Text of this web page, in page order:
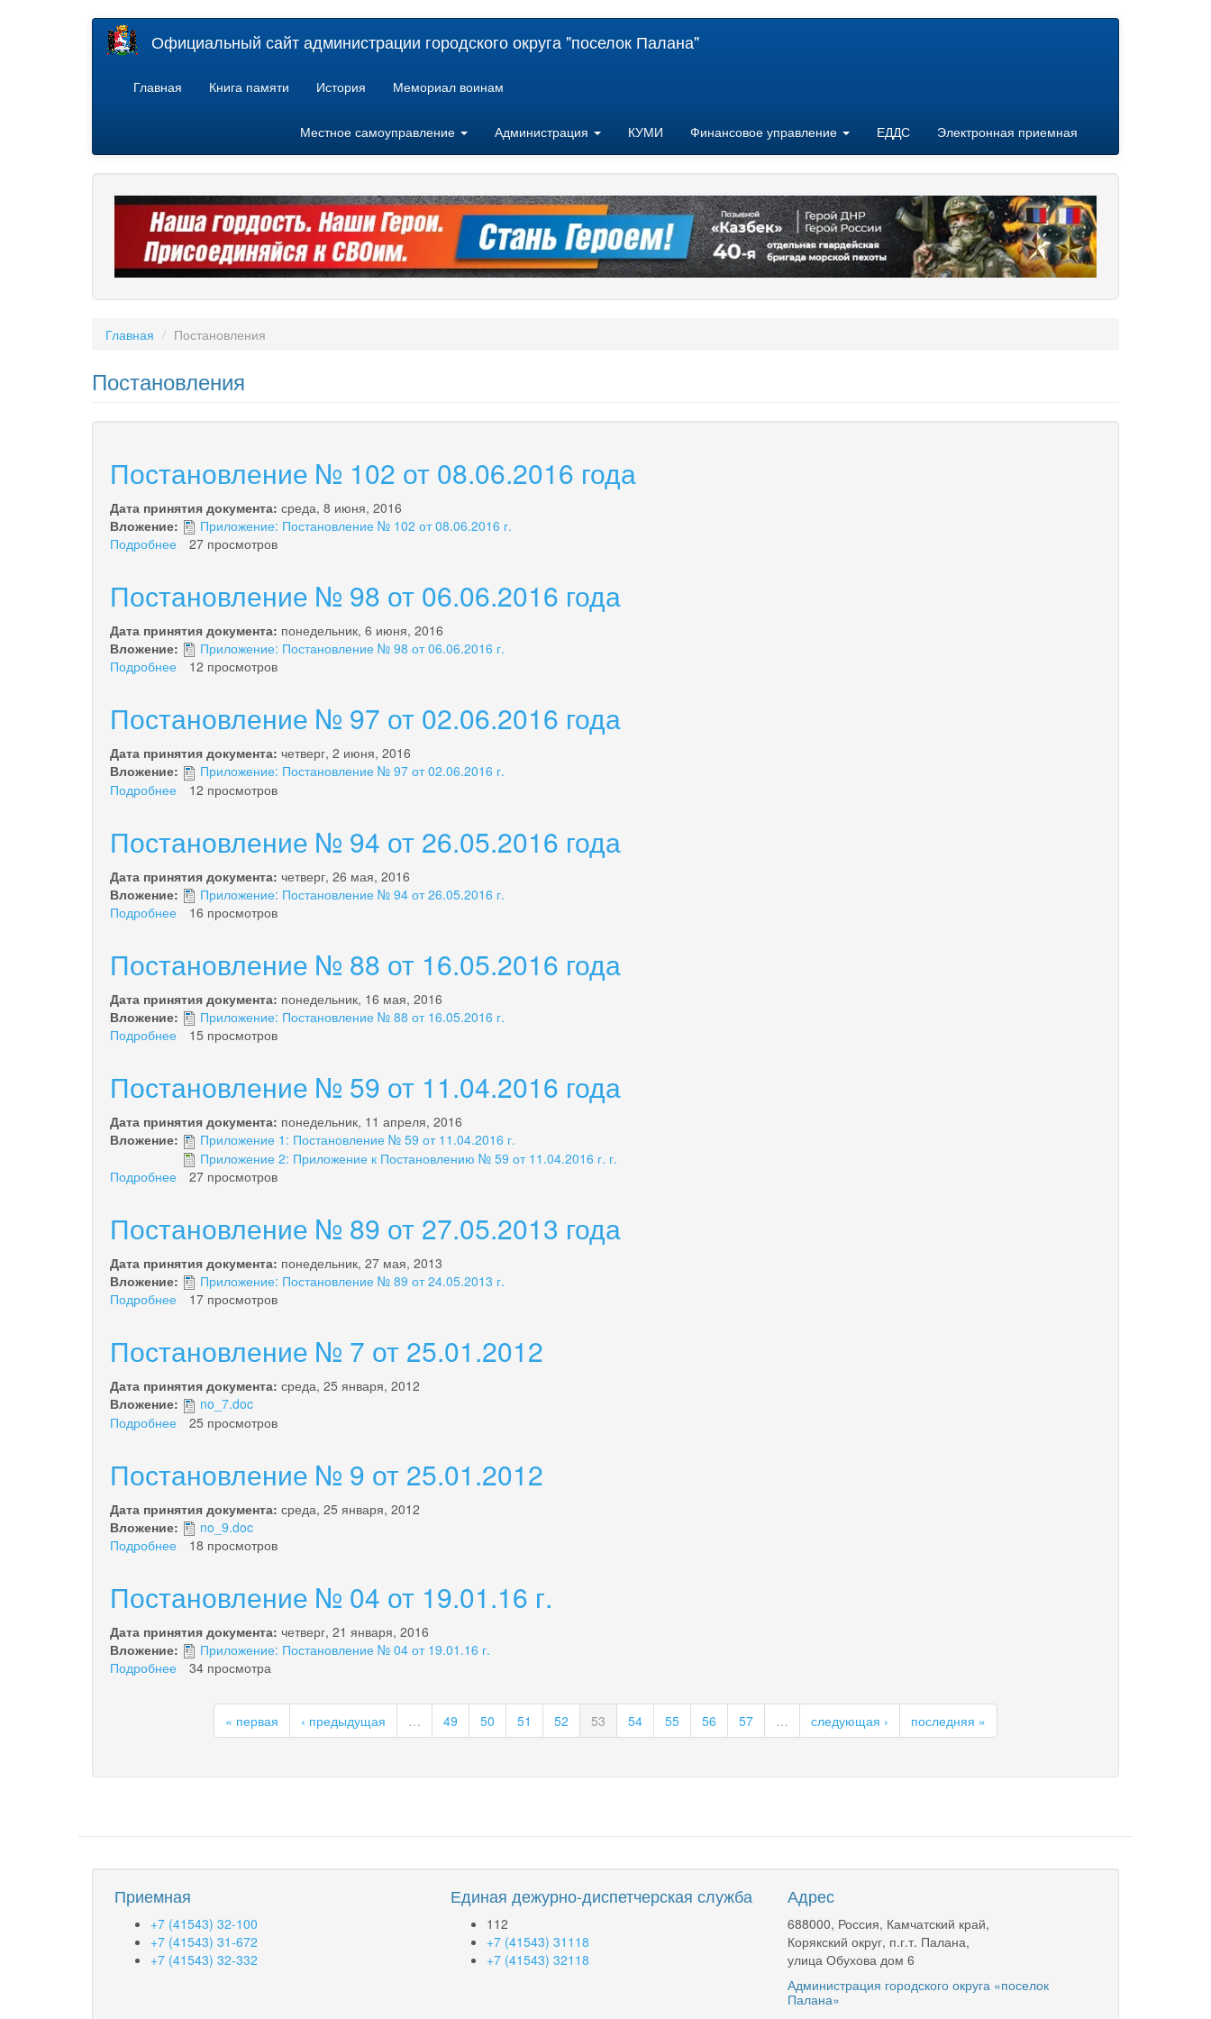
Официальный сайт администрации городского округа "поселок Палана"
Главная Книга памяти История Мемориал воинам
Местное самоуправление Администрация КУМИ Финансовое управление ЕДДС Электронная приемная
Главная Постановления
Постановления
Постановление № 102 от 08.06.2016 года
Дата принятия документа: среда, 8 июня, 2016
Вложение:
Приложение: Постановление № 102 от 08.06.2016 г.
Подробнее
102
08.06.2016
года
27 просмотров
Постановление № 98 от 06.06.2016 года
Дата принятия документа: понедельник, 6 июня, 2016
Вложение:
Приложение: Постановление № 98 от 06.06.2016 г.
Подробнее
98
06.06.2016
года
12 просмотров
Постановление № 97 от 02.06.2016 года
Дата принятия документа: четверг, 2 июня, 2016
Вложение:
Приложение: Постановление № 97 от 02.06.2016 г.
Подробнее
97
02.06.2016
года
12 просмотров
Постановление № 94 от 26.05.2016 года
Дата принятия документа: четверг, 26 мая, 2016
Вложение:
Приложение: Постановление № 94 от 26.05.2016 г.
Подробнее
94
26.05.2016
года
16 просмотров
Постановление № 88 от 16.05.2016 года
Дата принятия документа: понедельник, 16 мая, 2016
Вложение:
Приложение: Постановление № 88 от 16.05.2016 г.
Подробнее
88
16.05.2016
года
15 просмотров
Постановление № 59 от 11.04.2016 года
Дата принятия документа: понедельник, 11 апреля, 2016
Вложение:
Приложение 1: Постановление № 59 от 11.04.2016 г.
Приложение 2: Приложение к Постановлению № 59 от 11.04.2016 г. г.
Подробнее
59
11.04.2016
года
27 просмотров
Постановление № 89 от 27.05.2013 года
Дата принятия документа: понедельник, 27 мая, 2013
Вложение:
Приложение: Постановление № 89 от 24.05.2013 г.
Подробнее
89
27.05.2013
года
17 просмотров
Постановление № 7 от 25.01.2012
Дата принятия документа: среда, 25 января, 2012
Вложение:
no_7.doc
Подробнее
7
25.01.2012
25 просмотров
Постановление № 9 от 25.01.2012
Дата принятия документа: среда, 25 января, 2012
Вложение:
no_9.doc
Подробнее
9
25.01.2012
18 просмотров
Постановление № 04 от 19.01.16 г.
Дата принятия документа: четверг, 21 января, 2016
Вложение:
Приложение: Постановление № 04 от 19.01.16 г.
Подробнее
г.
34 просмотра
« первая ‹ предыдущая … 49 50 51 52 53 54 55 56 57 … следующая › последняя »
Приемная
+7 (41543) 32-100
+7 (41543) 31-672
+7 (41543) 32-332
Единая дежурно-диспетчерская служба
112
+7 (41543) 31118
+7 (41543) 32118
Адрес
688000, Россия, Камчатский край,
Корякский округ, п.г.т. Палана,
улица Обухова дом 6
Администрация городского округа «поселок
Палана»